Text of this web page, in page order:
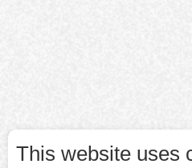
This website uses